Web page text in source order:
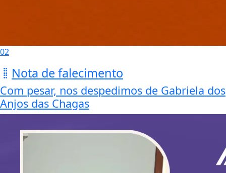
02
Nota de falecimento
Com pesar, nos despedimos de Gabriela dos
Anjos das Chagas